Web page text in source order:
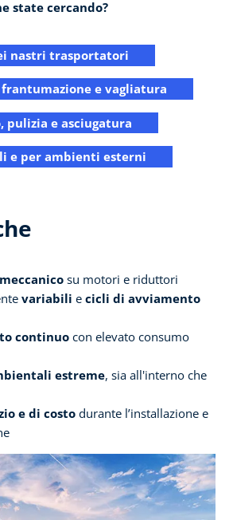
state cercando?
nastri trasportatori
e vagliatura
pulizia e asciugatura
e per ambienti esterni
su motori e riduttori
variabili e cicli di avviamento
continuocon elevato consumo
estreme, sia all'interno che
e di costo durante l’installazione e